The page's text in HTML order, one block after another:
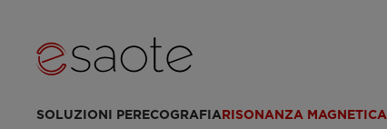
SOLUZIONI PERECOGRAFIARISONANZA MAGNETICA